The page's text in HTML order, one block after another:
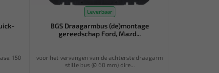
150
Leverbaar
BGS Draagarmbus (de)montage
gereedschap Ford, Mazd...
voor het vervangen van de achterste draagarm
stille bus (Ø 60 mm) dire...